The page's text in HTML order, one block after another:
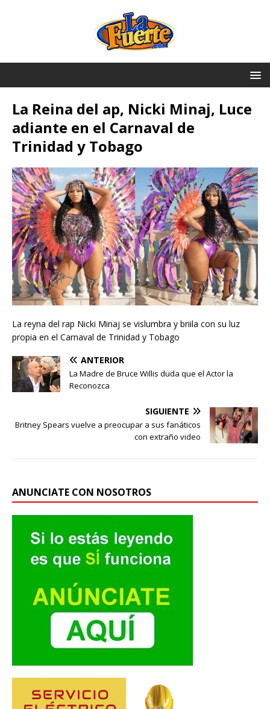
La Reina del ap, Nicki Minaj, Luce
adiante en el Carnaval de
Trinidad y Tobago
La reyna del rap Nicki Minaj se vislumbra y briila con su luz
propia en el Carnaval de Trinidad y Tobago
ANTERIOR
La Madre de Bruce Willis duda que el Actor la
Reconozca
SIGUIENTE
Britney Spears vuelve a preocupar a sus fanáticos
con extraño video
ANUNCIATE CON NOSOTROS